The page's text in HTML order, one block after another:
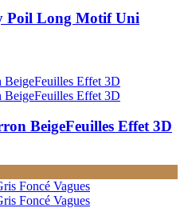
Poil Long Motif Uni
BeigeFeuilles Effet 3D